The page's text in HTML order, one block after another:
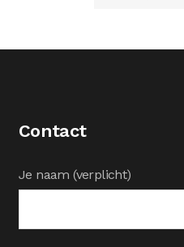
Contact
Je naam (verplicht)